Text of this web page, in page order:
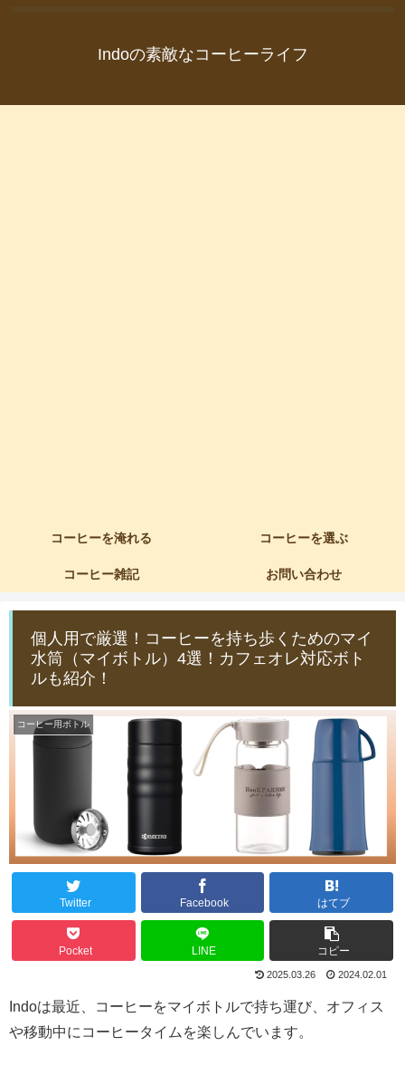
Indoの素敵なコーヒーライフ
コーヒーを淹れる コーヒーを選ぶ
コーヒー雑記 お問い合わせ
個人用で厳選！コーヒーを持ち歩くためのマイ
水筒（マイボトル）4選！カフェオレ対応ボト
ルも紹介！
コーヒー用ボトル
Twitter Facebook はてブ
Pocket LINE コピー
2025.03.26 2024.02.01
Indoは最近、コーヒーをマイボトルで持ち運び、オフィス
や移動中にコーヒータイムを楽しんでいます。